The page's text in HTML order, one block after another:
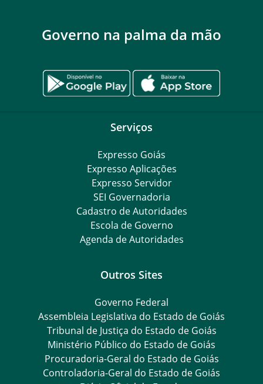
Governo na palma da mão
Serviços
Expresso Goiás
Expresso Aplicações
Expresso Servidor
SEI Governadoria
Cadastro de Autoridades
Escola de Governo
Agenda de Autoridades
Outros Sites
Governo Federal
Assembleia Legislativa do Estado de Goiás
Tribunal de Justiça do Estado de Goiás
Ministério Público do Estado de Goiás
Procuradoria-Geral do Estado de Goiás
Controladoria-Geral do Estado de Goiás